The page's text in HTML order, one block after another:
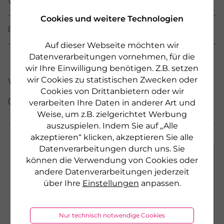
Cookies und weitere Technologien
Auf dieser Webseite möchten wir
Datenverarbeitungen vornehmen, für die
wir Ihre Einwilligung benötigen. Z.B. setzen
wir Cookies zu statistischen Zwecken oder
Cookies von Drittanbietern oder wir
verarbeiten Ihre Daten in anderer Art und
Weise, um z.B. zielgerichtet Werbung
auszuspielen. Indem Sie auf „Alle
akzeptieren“ klicken, akzeptieren Sie alle
Datenverarbeitungen durch uns. Sie
können die Verwendung von Cookies oder
andere Datenverarbeitungen jederzeit
über Ihre Einstellungen anpassen.
Nur technisch notwendige Cookies
BEWERTUNGEN
Weitere Produkte aus
dieser Serie